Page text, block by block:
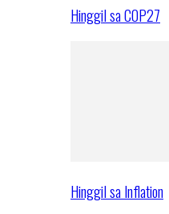
Hinggil sa COP27
Hinggil sa Inflation